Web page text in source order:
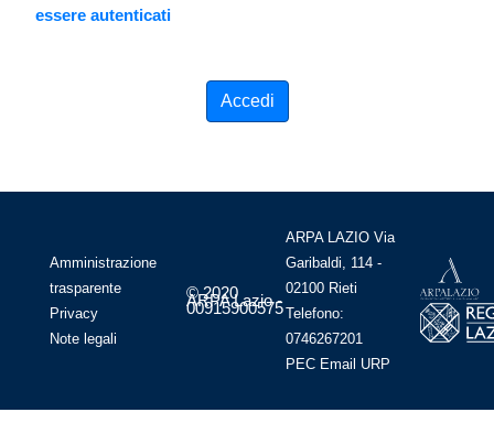
essere autenticati
Accedi
Amministrazione
trasparente
Privacy
Note legali
© 2020
ARPA Lazio -
00915900575
ARPA LAZIO Via
Garibaldi, 114 -
02100 Rieti
Telefono:
0746267201
PEC Email URP